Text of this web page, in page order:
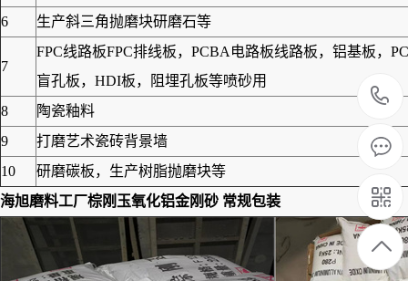
6
生产斜三角抛磨块研磨石等
7
FPC线路板FPC排线板，PCBA电路板线路板，铝基板，
盲孔板，HDI板，阻埋孔板等喷砂用
8
陶瓷釉料
9
打磨艺术瓷砖背景墙
10
研磨碳板，生产树脂抛磨块等
海旭磨料工厂棕刚玉氧化铝金刚砂 常规包装